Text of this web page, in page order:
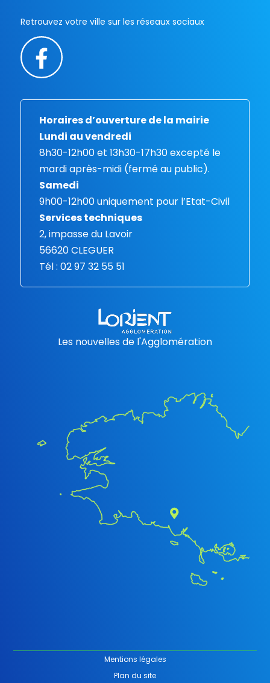
Retrouvez votre ville sur les réseaux sociaux
Horaires d’ouverture de la mairie
Lundi au vendredi
8h30-12h00 et 13h30-17h30 excepté le
mardi après-midi (fermé au public).
Samedi
9h00-12h00 uniquement pour l’Etat-Civil
Services techniques
2, impasse du Lavoir
56620 CLEGUER
Tél : 02 97 32 55 51
Les nouvelles de l'Agglomération
Mentions légales
Plan du site